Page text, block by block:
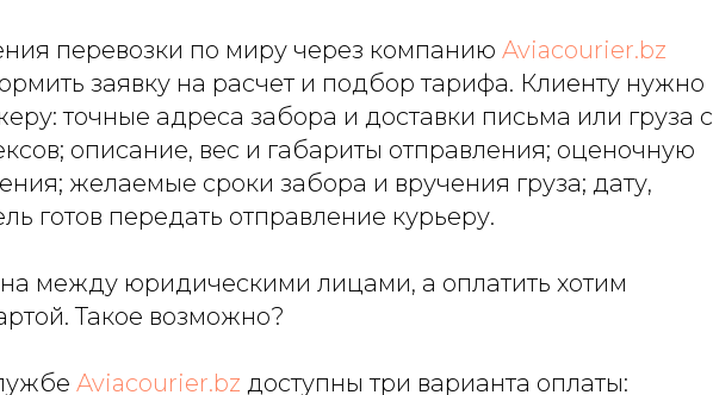
перевозки по миру через компанию Aviacourier.bz
заявку на расчет и подбор тарифа. Клиенту нужно
точные адреса забора и доставки письма или груза с
описание, вес и габариты отправления; оценочную
желаемые сроки забора и вручения груза; дату,
готов передать отправление курьеру.
между юридическими лицами, а оплатить хотим
Такое возможно?
Aviacourier.bz доступны три варианта оплаты: